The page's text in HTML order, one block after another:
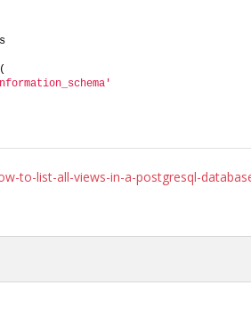
(
to-list-all-views-in-a-postgresql-